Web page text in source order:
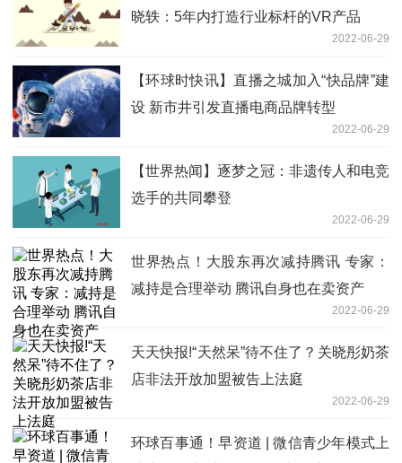
晓轶：5年内打造行业标杆的VR产品
2022-06-29
【环球时快讯】直播之城加入“快品牌”建
设 新市井引发直播电商品牌转型
2022-06-29
【世界热闻】逐梦之冠：非遗传人和电竞
选手的共同攀登
2022-06-29
世界热点！大股东再次减持腾讯 专家：
减持是合理举动 腾讯自身也在卖资产
2022-06-29
天天快报!“天然呆”待不住了？关晓彤奶茶
店非法开放加盟被告上法庭
2022-06-29
环球百事通！早资道 | 微信青少年模式上